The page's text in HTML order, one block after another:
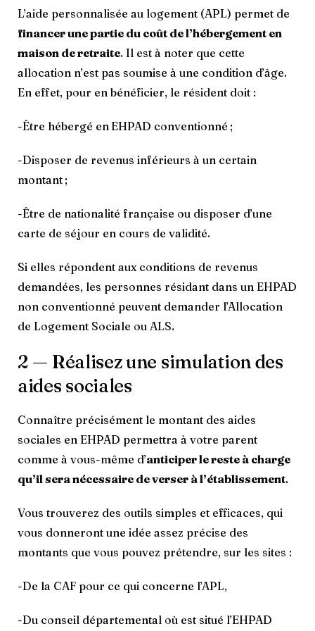
L’aide personnalisée au logement (APL) permet de
financer une partie du coût de l’hébergement en
maison de retraite. Il est à noter que cette
allocation n’est pas soumise à une condition d’âge.
En effet, pour en bénéficier, le résident doit :
-Être hébergé en EHPAD conventionné ;
-Disposer de revenus inférieurs à un certain
montant ;
-Être de nationalité française ou disposer d’une
carte de séjour en cours de validité.
Si elles répondent aux conditions de revenus
demandées, les personnes résidant dans un EHPAD
non conventionné peuvent demander l’Allocation
de Logement Sociale ou ALS.
2 — Réalisez une simulation des
aides sociales
Connaître précisément le montant des aides
sociales en EHPAD permettra à votre parent
comme à vous-même d’anticiper le reste à charge
qu’il sera nécessaire de verser à l’établissement.
Vous trouverez des outils simples et efficaces, qui
vous donneront une idée assez précise des
montants que vous pouvez prétendre, sur les sites :
-De la CAF pour ce qui concerne l’APL,
-Du conseil départemental où est situé l’EHPAD